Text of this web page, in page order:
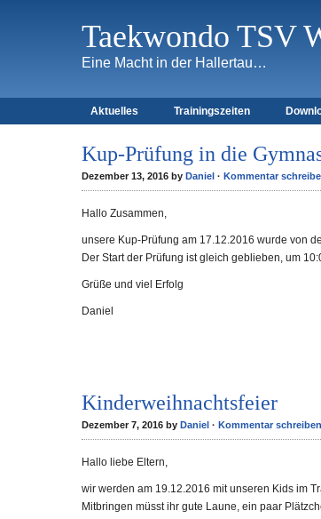
Taekwondo TSV
Eine Macht in der Hallertau…
Aktuelles Trainingszeiten
Kup-Prüfung in die
Dezember 13, 2016 by Daniel · Kommentar
Hallo Zusammen,
unsere Kup-Prüfung am 17.12.2016 wurde von
Der Start der Prüfung ist gleich geblieben, um
Grüße und viel Erfolg
Daniel
Kinderweihnachtsfeier
Dezember 7, 2016 by Daniel · Kommentar schreiben
Hallo liebe Eltern,
wir werden am 19.12.2016 mit unseren Kids im
Mitbringen müsst ihr gute Laune, ein paar